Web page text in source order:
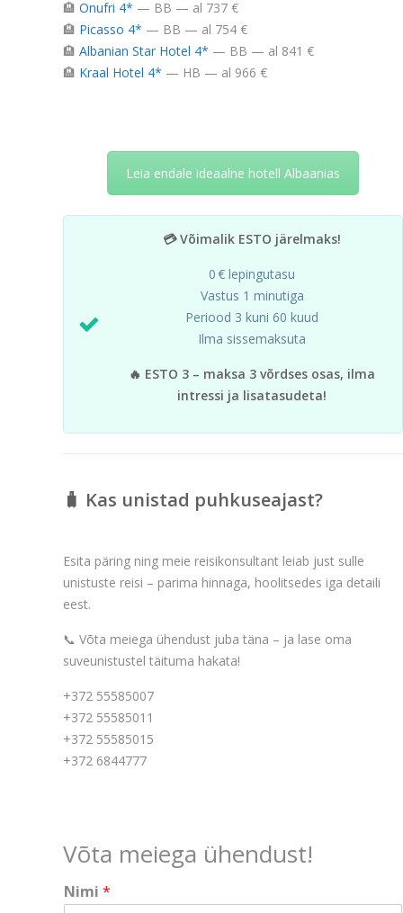
🏨 Onufri 4* — BB — al 737 €
🏨 Picasso 4* — BB — al 754 €
🏨 Albanian Star Hotel 4* — BB — al 841 €
🏨 Kraal Hotel 4* — HB — al 966 €
Leia endale ideaalne hotell Albaanias
💳 Võimalik ESTO järelmaks!
0 € lepingutasu
Vastus 1 minutiga
Periood 3 kuni 60 kuud
Ilma sissemaksuta
🔥 ESTO 3 – maksa 3 võrdses osas, ilma
intressi ja lisatasudeta!
🧳 Kas unistad puhkuseajast?
Esita päring ning meie reisikonsultant leiab just sulle
unistuste reisi – parima hinnaga, hoolitsedes iga detaili
eest.
📞 Võta meiega ühendust juba täna – ja lase oma
suveunistustel täituma hakata!
+372 55585007
+372 55585011
+372 55585015
+372 6844777
Võta meiega ühendust!
Nimi *